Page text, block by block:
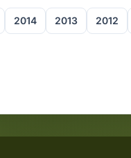
2014 2013 2012